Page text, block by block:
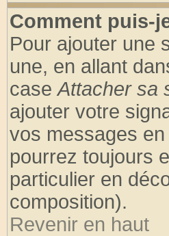
Comment puis-
Pour ajouter une
une, en allant
caseAttacher sa
ajouter votre
vos messages
pourrez toujours
particulier en
composition).
Revenir en haut